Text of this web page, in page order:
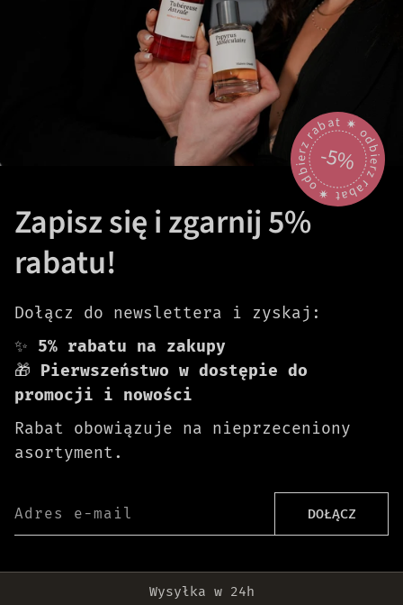
odbierz rabat 🟎 odbierz rabat 🟎
-5%
Zapisz się i zgarnij 5%
rabatu!
Dołącz do newslettera i zyskaj:
✨ 5% rabatu na zakupy
🎁 Pierwszeństwo w dostępie do
promocji i nowości
Rabat obowiązuje na nieprzeceniony
asortyment.
Adres e-mail DOŁĄCZ
Wysyłka w 24h